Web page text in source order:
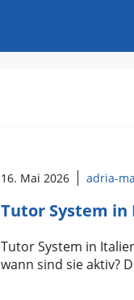
16. Mai 2026 adria-
Tutor System
Tutor System in
wann sind sie aktiv?